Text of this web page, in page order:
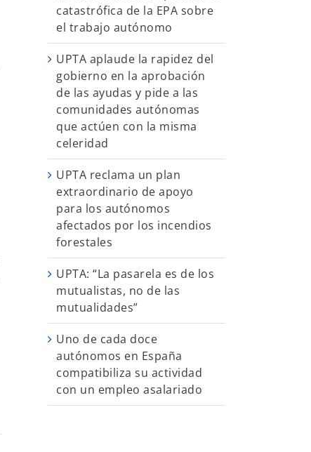
catastrófica de la EPA sobre
el trabajo autónomo
UPTA aplaude la rapidez del
gobierno en la aprobación
de las ayudas y pide a las
comunidades autónomas
que actúen con la misma
celeridad
UPTA reclama un plan
extraordinario de apoyo
para los autónomos
afectados por los incendios
forestales
UPTA: “La pasarela es de los
mutualistas, no de las
mutualidades”
Uno de cada doce
autónomos en España
compatibiliza su actividad
con un empleo asalariado